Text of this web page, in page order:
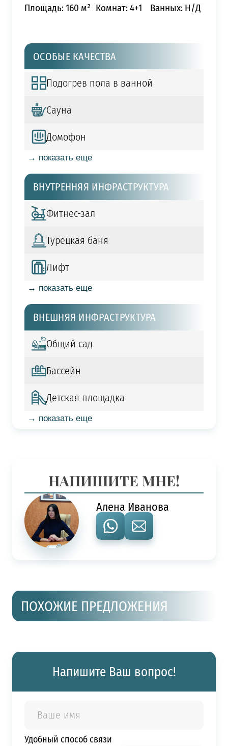
Площадь: 160 м² Комнат: 4+1 Ванных: Н/Д
ОСОБЫЕ КАЧЕСТВА
Подогрев пола в ванной
Сауна
Домофон
→ показать еще
ВНУТРЕННЯЯ ИНФРАСТРУКТУРА
Фитнес-зал
Турецкая баня
Лифт
→ показать еще
ВНЕШНЯЯ ИНФРАСТРУКТУРА
Общий сад
Бассейн
Детская площадка
→ показать еще
НАПИШИТЕ МНЕ!
Алена Иванова
ПОХОЖИЕ ПРЕДЛОЖЕНИЯ
Напишите Ваш вопрос!
Удобный способ связи